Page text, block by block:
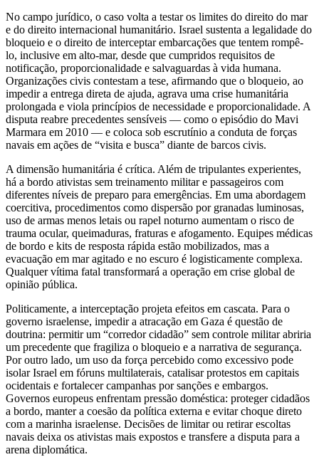
No campo jurídico, o caso volta a testar os limites do direito do mar
e do direito internacional humanitário. Israel sustenta a legalidade do
bloqueio e o direito de interceptar embarcações que tentem rompê-
lo, inclusive em alto-mar, desde que cumpridos requisitos de
notificação, proporcionalidade e salvaguardas à vida humana.
Organizações civis contestam a tese, afirmando que o bloqueio, ao
impedir a entrega direta de ajuda, agrava uma crise humanitária
prolongada e viola princípios de necessidade e proporcionalidade. A
disputa reabre precedentes sensíveis — como o episódio do Mavi
Marmara em 2010 — e coloca sob escrutínio a conduta de forças
navais em ações de “visita e busca” diante de barcos civis.
A dimensão humanitária é crítica. Além de tripulantes experientes,
há a bordo ativistas sem treinamento militar e passageiros com
diferentes níveis de preparo para emergências. Em uma abordagem
coercitiva, procedimentos como dispersão por granadas luminosas,
uso de armas menos letais ou rapel noturno aumentam o risco de
trauma ocular, queimaduras, fraturas e afogamento. Equipes médicas
de bordo e kits de resposta rápida estão mobilizados, mas a
evacuação em mar agitado e no escuro é logisticamente complexa.
Qualquer vítima fatal transformará a operação em crise global de
opinião pública.
Politicamente, a interceptação projeta efeitos em cascata. Para o
governo israelense, impedir a atracação em Gaza é questão de
doutrina: permitir um “corredor cidadão” sem controle militar abriria
um precedente que fragiliza o bloqueio e a narrativa de segurança.
Por outro lado, um uso da força percebido como excessivo pode
isolar Israel em fóruns multilaterais, catalisar protestos em capitais
ocidentais e fortalecer campanhas por sanções e embargos.
Governos europeus enfrentam pressão doméstica: proteger cidadãos
a bordo, manter a coesão da política externa e evitar choque direto
com a marinha israelense. Decisões de limitar ou retirar escoltas
navais deixa os ativistas mais expostos e transfere a disputa para a
arena diplomática.